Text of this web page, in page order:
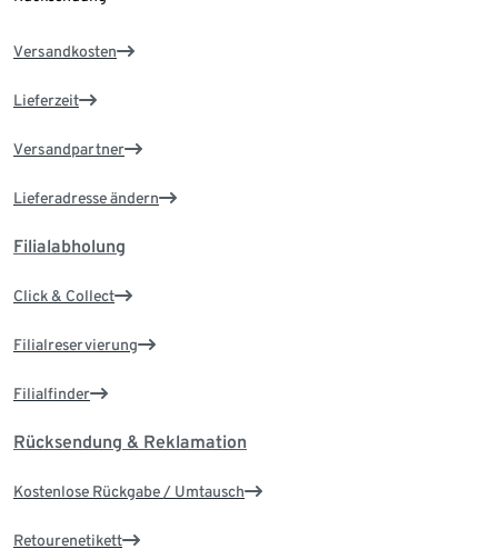
Versandkosten
Lieferzeit
Versandpartner
Lieferadresse ändern
Filialabholung
Click & Collect
Filialreservierung
Filialfinder
Rücksendung & Reklamation
Kostenlose Rückgabe / Umtausch
Retourenetikett